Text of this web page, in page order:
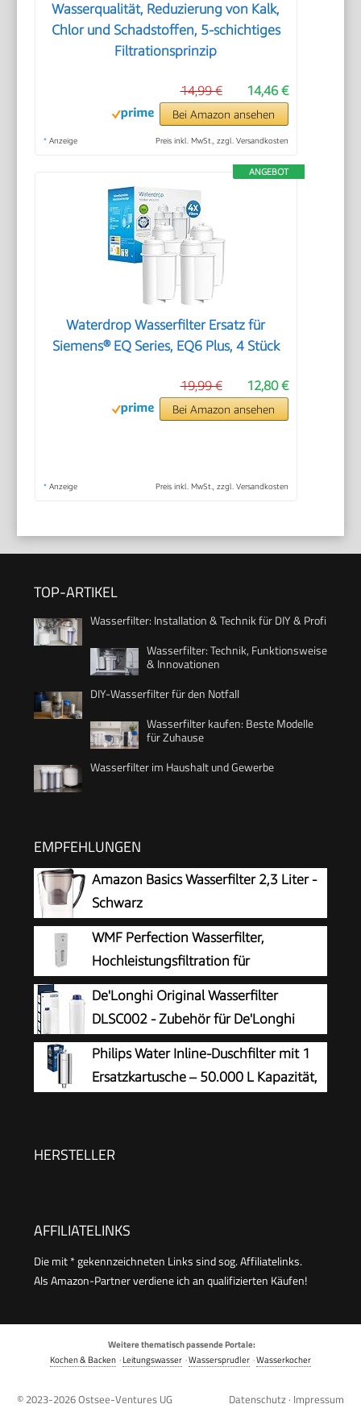
Wasserqualität, Reduzierung von Kalk,
Chlor und Schadstoffen, 5-schichtiges
Filtrationsprinzip
14,46 €
14,99 €
Bei Amazon ansehen
* Anzeige Preis inkl. MwSt., zzgl. Versandkosten
ANGEBOT
Waterdrop Wasserfilter Ersatz für
Siemens® EQ Series, EQ6 Plus, 4 Stück
12,80 €
19,99 €
Bei Amazon ansehen
* Anzeige Preis inkl. MwSt., zzgl. Versandkosten
TOP-ARTIKEL
Wasserfilter: Installation & Technik für DIY & Profi
Wasserfilter: Technik, Funktionsweise
& Innovationen
DIY-Wasserfilter für den Notfall
Wasserfilter kaufen: Beste Modelle
für Zuhause
Wasserfilter im Haushalt und Gewerbe
EMPFEHLUNGEN
Amazon Basics Wasserfilter 2,3 Liter -
Schwarz
WMF Perfection Wasserfilter,
Hochleistungsfiltration für
kompromisslos reines Kaffeearoma
und optimalen Geschmack, verlängert die
Lebensdauer, reduziert Kalkablagerungen
De'Longhi Original Wasserfilter
DLSC002 - Zubehör für De'Longhi
Kaffeevollautomaten mit Wasserfilter,
Pflege und Schutz der Maschine,optimiert die
Kaffeequalität und schützt vor Kalk, 0.5 L,1 Pack
Philips Water Inline-Duschfilter mit 1
Ersatzkartusche – 50.000 L Kapazität,
armaturen, Chrom
HERSTELLER
AFFILIATELINKS
Die mit * gekennzeichneten Links sind sog. Affiliatelinks.
Als Amazon-Partner verdiene ich an qualifizierten Käufen!
Weitere thematisch passende Portale:
Kochen & Backen ·Leitungswasser ·Wassersprudler ·Wasserkocher
© 2023-2026Ostsee-Ventures UG Datenschutz · Impressum